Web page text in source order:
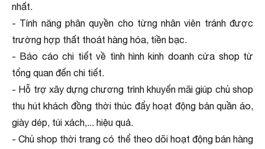
nhất.
- Tính năng phân quyền cho từng nhân viên tránh được
trường hợp thất thoát hàng hóa, tiền bạc.
- Báo cáo chi tiết về tình hình kinh doanh cửa shop từ
tổng quan đến chi tiết.
- Hỗ trợ xây dựng chương trình khuyến mãi giúp chủ shop
thu hút khách đồng thời thúc đẩy hoạt động bán quần áo,
giày dép, túi xách,... hiệu quả.
- Chủ shop thời trang có thể theo dõi hoạt động bán hàng